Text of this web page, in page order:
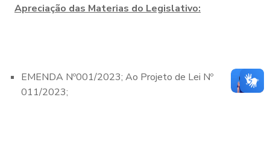
Apreciação das Materias do Legislativo:
EMENDA Nº001/2023; Ao Projeto de Lei Nº
011/2023;